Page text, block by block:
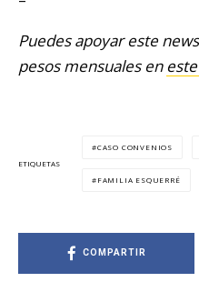
Puedes apoyar este
pesos mensuales en
ETIQUETAS
CASO CONVENIOS
FAMILIA ESQUERRÉ
COMPARTIR